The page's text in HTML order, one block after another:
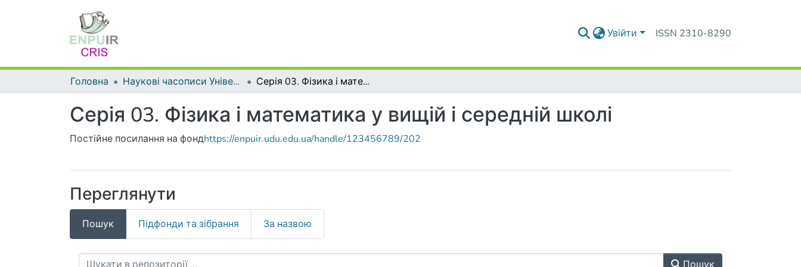
Увійти ISSN 2310-8290
Головна Наукові часописи Університету Серія 03. Фізика і математика у вищій і середній школі
Серія 03. Фізика і математика у вищій і середній школі
Постійне посилання на фондhttps://enpuir.udu.edu.ua/handle/123456789/202
Переглянути
Пошук Підфонди та зібрання За назвою